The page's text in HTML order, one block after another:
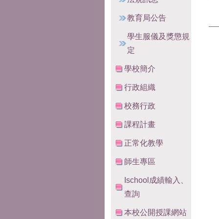
教育局公告
學生服儀及獎懲規
定
學校簡介
行政組織
校務行政
課程計畫
正常化教學
師生專區
Ischool成績輸入、
查詢
本校公開授課網站